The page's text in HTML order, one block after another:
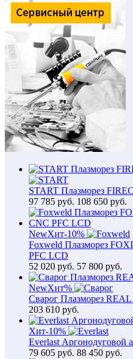
START Плазморез
97 785 руб. 108 650 руб.
NewХит-10%
Foxweld Плазморез
PFC LCD
52 020 руб. 57 800 руб.
NewХит%
Сварог Плазморез
203 610 руб.
Хит-10%
Everlast Аргонодуговой
79 605 руб. 88 450 руб.